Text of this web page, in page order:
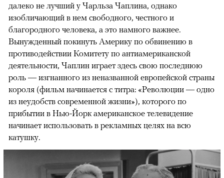
далеко не лучший у Чарльза Чаплина, однако
изобличающий в нем свободного, честного и
благородного человека, а это намного важнее.
Вынужденный покинуть Америку по обвинению в
противодействии Комитету по антиамериканской
деятельности, Чаплин играет здесь свою последнюю
роль — изгнанного из неназванной европейской страны
короля (фильм начинается с титра: «Революции — одно
из неудобств современной жизни»), которого по
прибытии в Нью-Йорк американское телевидение
начинает использовать в рекламных целях на всю
катушку.